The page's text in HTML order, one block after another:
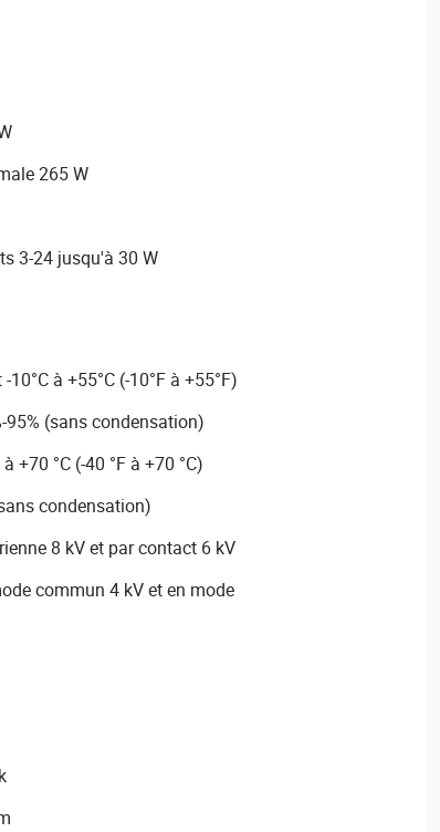
265 W
3-24 jusqu'à 30 W
à +55°C (-10°F à +55°F)
(sans condensation)
+70 °C (-40 °F à +70 °C)
condensation)
8 kV et par contact 6 kV
commun 4 kV et en mode